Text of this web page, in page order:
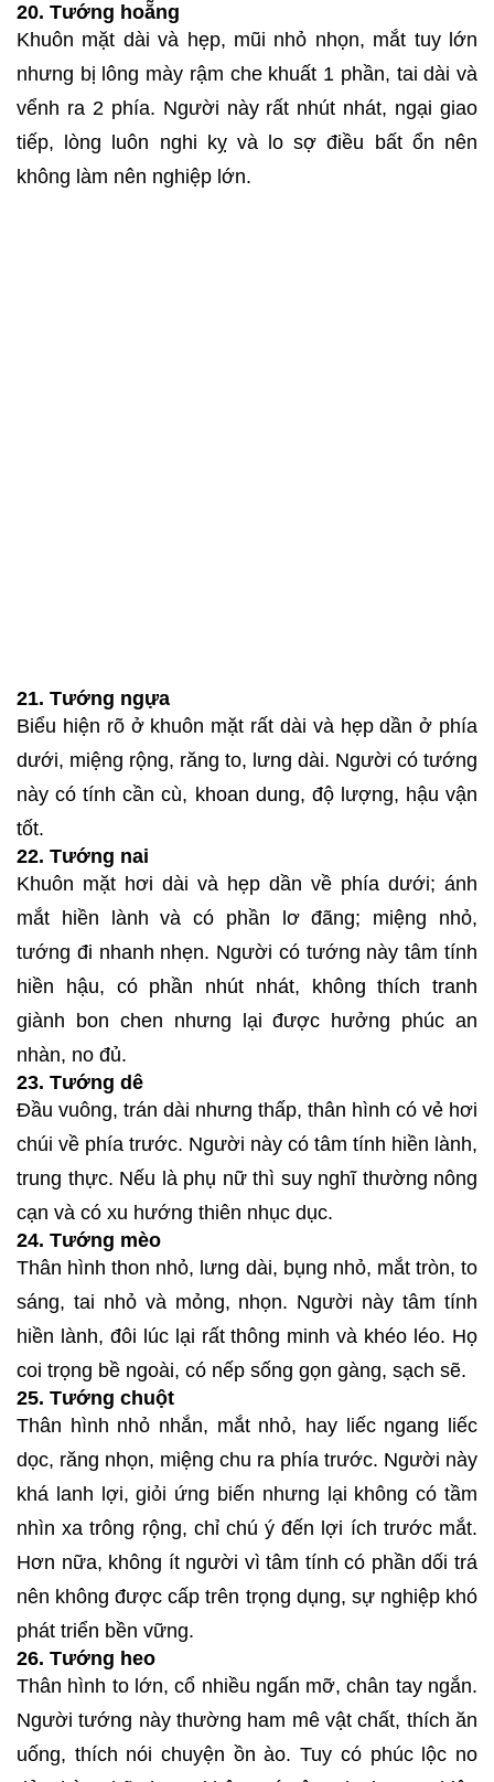
20. Tướng hoẵng
Khuôn mặt dài và hẹp, mũi nhỏ nhọn, mắt tuy lớn
nhưng bị lông mày rậm che khuất 1 phần, tai dài và
vểnh ra 2 phía. Người này rất nhút nhát, ngại giao
tiếp, lòng luôn nghi kỵ và lo sợ điều bất ổn nên
không làm nên nghiệp lớn.
21. Tướng ngựa
Biểu hiện rõ ở khuôn mặt rất dài và hẹp dần ở phía
dưới, miệng rộng, răng to, lưng dài. Người có tướng
này có tính cần cù, khoan dung, độ lượng, hậu vận
tốt.
22. Tướng nai
Khuôn mặt hơi dài và hẹp dần về phía dưới; ánh
mắt hiền lành và có phần lơ đãng; miệng nhỏ,
tướng đi nhanh nhẹn. Người có tướng này tâm tính
hiền hậu, có phần nhút nhát, không thích tranh
giành bon chen nhưng lại được hưởng phúc an
nhàn, no đủ.
23. Tướng dê
Đầu vuông, trán dài nhưng thấp, thân hình có vẻ hơi
chúi về phía trước. Người này có tâm tính hiền lành,
trung thực. Nếu là phụ nữ thì suy nghĩ thường nông
cạn và có xu hướng thiên nhục dục.
24. Tướng mèo
Thân hình thon nhỏ, lưng dài, bụng nhỏ, mắt tròn, to
sáng, tai nhỏ và mỏng, nhọn. Người này tâm tính
hiền lành, đôi lúc lại rất thông minh và khéo léo. Họ
coi trọng bề ngoài, có nếp sống gọn gàng, sạch sẽ.
25. Tướng chuột
Thân hình nhỏ nhắn, mắt nhỏ, hay liếc ngang liếc
dọc, răng nhọn, miệng chu ra phía trước. Người này
khá lanh lợi, giỏi ứng biến nhưng lại không có tầm
nhìn xa trông rộng, chỉ chú ý đến lợi ích trước mắt.
Hơn nữa, không ít người vì tâm tính có phần dối trá
nên không được cấp trên trọng dụng, sự nghiệp khó
phát triển bền vững.
26. Tướng heo
Thân hình to lớn, cổ nhiều ngấn mỡ, chân tay ngắn.
Người tướng này thường ham mê vật chất, thích ăn
uống, thích nói chuyện ồn ào. Tuy có phúc lộc no